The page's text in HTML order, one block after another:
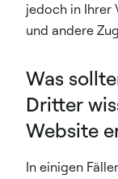
jedoch in Ihrer
und andere
Was
Dritter
Website
In einigen